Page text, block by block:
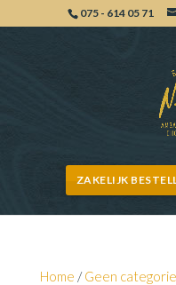
075 - 614 05 71
ZAKELIJK
Home /Geen categorie